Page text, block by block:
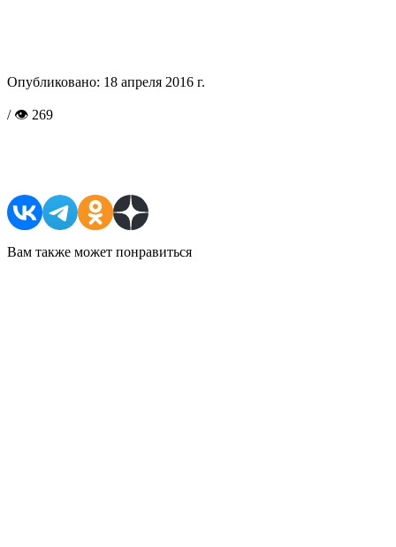
Опубликовано: 18 апреля 2016 г.
/ 👁 269
Вам также может понравиться